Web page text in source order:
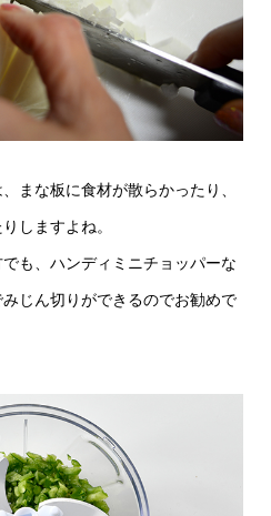
まな板に食材が散らかったり、
しますよね。
も、ハンディミニチョッパーな
じん切りができるのでお勧めで